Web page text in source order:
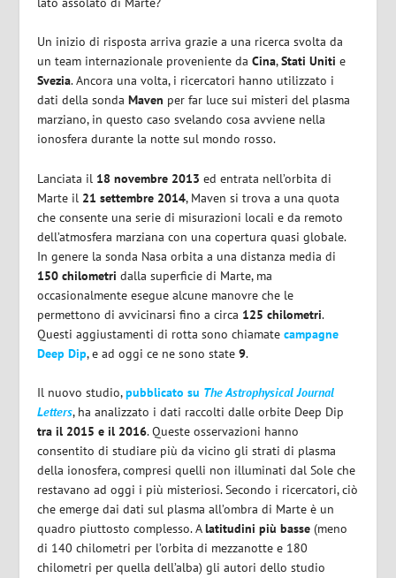
Un inizio di risposta arriva grazie a una ricerca svolta da
un team internazionale proveniente daCina,Stati Uniti e
Svezia. Ancora una volta, i ricercatori hanno utilizzato i
dati della sondaMaven per far luce sui misteri del plasma
marziano, in questo caso svelando cosa avviene nella
ionosfera durante la notte sul mondo rosso.
Lanciata il 18 novembre 2013 ed entrata nell’orbita di
Marte il 21 settembre 2014, Maven si trova a una quota
che consente una serie di misurazioni locali e da remoto
dell’atmosfera marziana con una copertura quasi globale.
In genere la sonda Nasa orbita a una distanza media di
150 chilometridalla superficie di Marte, ma
occasionalmente esegue alcune manovre che le
permettono di avvicinarsi fino a circa 125 chilometri.
Questi aggiustamenti di rotta sono chiamatecampagne
Deep Dip, e ad oggi ce ne sono state9.
Il nuovo studio,pubblicato su The Astrophysical Journal
Letters, ha analizzato i dati raccolti dalle orbite Deep Dip
tra il 2015 e il 2016. Queste osservazioni hanno
consentito di studiare più da vicino gli strati di plasma
della ionosfera, compresi quelli non illuminati dal Sole che
restavano ad oggi i più misteriosi. Secondo i ricercatori, ciò
che emerge dai dati sul plasma all’ombra di Marte è un
quadro piuttosto complesso. Alatitudini più basse (meno
di 140 chilometri per l’orbita di mezzanotte e 180
chilometri per quella dell’alba) gli autori dello studio